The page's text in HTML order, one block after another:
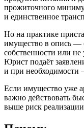
прожиточного
и единственное
Но на практике
имущество в опись —
собственности или
Юрист подаёт
и при необходимости
Если имущество уже
важно действовать
выше риск